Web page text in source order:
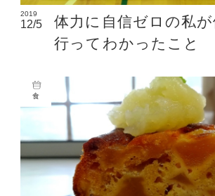
2019
12/5
体力に自信ゼロの私が
行ってわかったこと
食